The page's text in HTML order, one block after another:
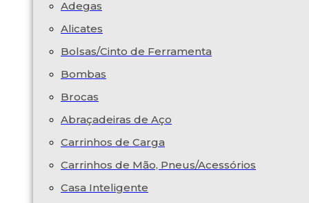
Adegas
Alicates
Bolsas/Cinto de Ferramenta
Bombas
Brocas
Abraçadeiras de Aço
Carrinhos de Carga
Carrinhos de Mão, Pneus/Acessórios
Casa Inteligente